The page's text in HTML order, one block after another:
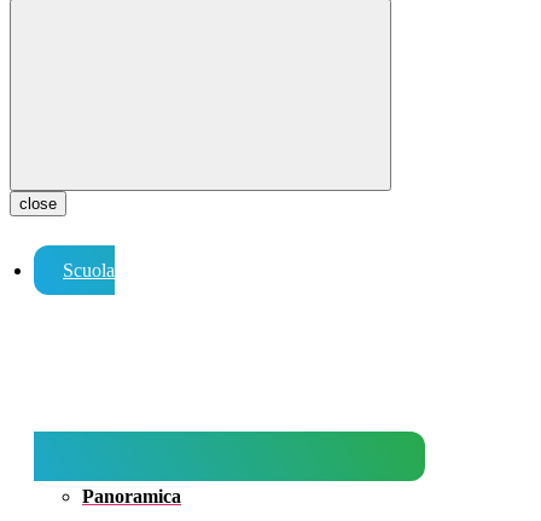
close
Scuola
Panoramica